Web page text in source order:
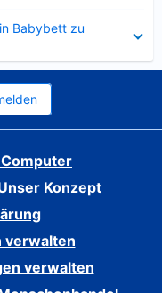
Babybett zu
Konzept
verwalten
verwalten